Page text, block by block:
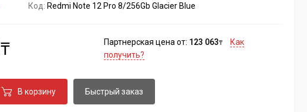
Код: Redmi Note 12 Pro 8/256Gb Glacier Blue
₸ Партнерская цена от: 123 063₸
Как
получить?
В корзину Быстрый заказ